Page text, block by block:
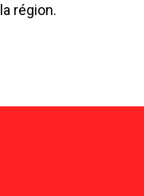
région.